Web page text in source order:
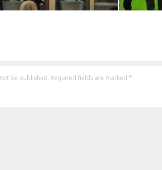
be published. Required fields are marked *